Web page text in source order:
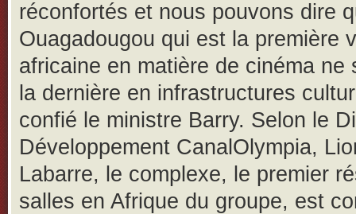
réconfortés et nous pouvons dire
Ouagadougou qui est la première
africaine en matière de cinéma ne
la dernière en infrastructures
confié le ministre Barry. Selon le
Développement CanalOlympia,
Labarre, le complexe, le premier
salles en Afrique du groupe, est